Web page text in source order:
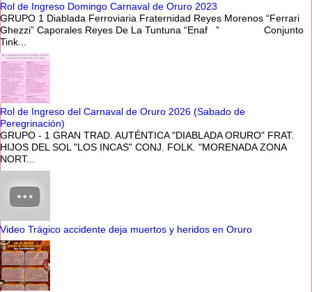
Rol de Ingreso Domingo Carnaval de Oruro 2023
GRUPO 1 Diablada Ferroviaria Fraternidad Reyes Morenos “Ferrari
Ghezzi” Caporales Reyes De La Tuntuna “Enaf ” Conjunto
Tink...
Rol de Ingreso del Carnaval de Oruro 2026 (Sabado de
Peregrinación)
GRUPO - 1 GRAN TRAD. AUTÉNTICA "DIABLADA ORURO" FRAT.
HIJOS DEL SOL "LOS INCAS" CONJ. FOLK. "MORENADA ZONA
NORT...
Video Trágico accidente deja muertos y heridos en Oruro